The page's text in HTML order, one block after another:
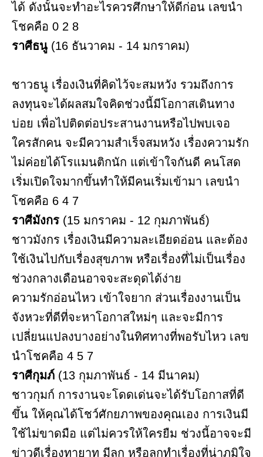
ได้ ดังนั้นจะทำอะไรควรศึกษาให้ดีก่อน เลขนำ
โชคคือ 0 2 8
ราศีธนู (16 ธันวาคม - 14 มกราคม)
ชาวธนู เรื่องเงินที่คิดไว้จะสมหวัง รวมถึงการ
ลงทุนจะได้ผลสมใจคิดช่วงนี้มีโอกาสเดินทาง
บ่อย เพื่อไปติดต่อประสานงานหรือไปพบเจอ
ใครสักคน จะมีความสำเร็จสมหวัง เรื่องความรัก
ไม่ค่อยได้โรแมนติกนัก แต่เข้าใจกันดี คนโสด
เริ่มเปิดใจมากขึ้นทำให้มีคนเริ่มเข้ามา เลขนำ
โชคคือ 6 4 7
ราศีมังกร (15 มกราคม - 12 กุมภาพันธ์)
ชาวมังกร เรื่องเงินมีความละเอียดอ่อน และต้อง
ใช้เงินไปกับเรื่องสุขภาพ หรือเรื่องที่ไม่เป็นเรื่อง
ช่วงกลางเดือนอาจจะสะดุดได้ง่าย
ความรักอ่อนไหว เข้าใจยาก ส่วนเรื่องงานเป็น
จังหวะที่ดีที่จะหาโอกาสใหม่ๆ และจะมีการ
เปลี่ยนแปลงบางอย่างในทิศทางที่พอรับไหว เลข
นำโชคคือ 4 5 7
ราศีกุมภ์ (13 กุมภาพันธ์ - 14 มีนาคม)
ชาวกุมก์ การงานจะโดดเด่นจะได้รับโอกาสที่ดี
ขึ้น ให้คุณได้โชว์ศักยภาพของคุณเอง การเงินมี
ใช้ไม่ขาดมือ แต่ไม่ควรให้ใครยืม ช่วงนี้อาจจะมี
ข่าวดีเรื่องทายาท มีลูก หรือลูกทำเรื่องที่น่าภูมิใจ